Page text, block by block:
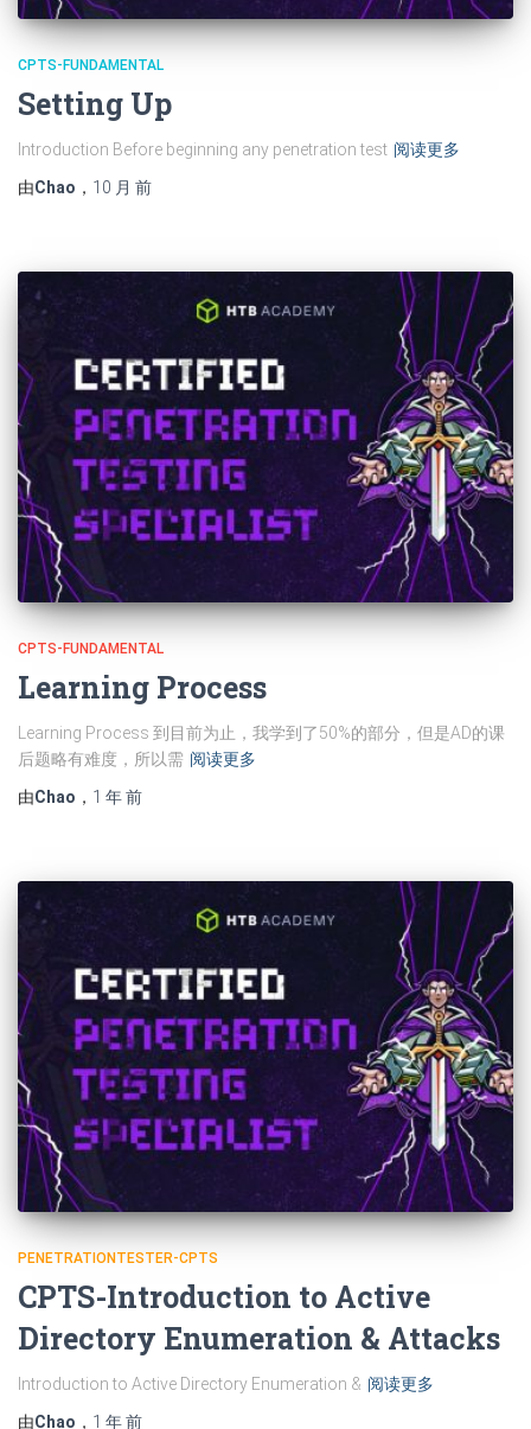
CPTS-FUNDAMENTAL
Setting Up
Introduction Before beginning any penetration test 阅读更多
由Chao ， 10 月 前
CPTS-FUNDAMENTAL
Learning Process
Learning Process 到目前为止，我学到了50%的部分，但是AD的课
后题略有难度，所以需 阅读更多
由Chao ， 1 年前
PENETRATIONTESTER-CPTS
CPTS-Introduction to Active
Directory Enumeration & Attacks
Introduction to Active Directory Enumeration & 阅读更多
由Chao ， 1 年前